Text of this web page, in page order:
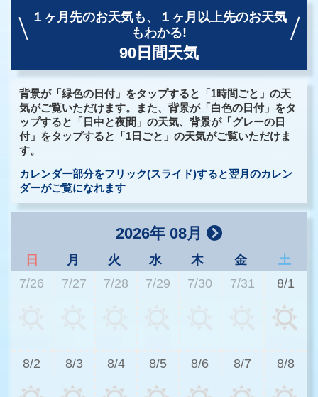
１ヶ月先のお天気も、
１ヶ月以上先のお天気
もわかる!
90日間天気
背景が「緑色の日付」をタップすると「1時間ごと」の天
気がご覧いただけます。また、背景が「白色の日付」をタ
ップすると「日中と夜間」の天気、背景が「グレーの日
付」をタップすると「1日ごと」の天気がご覧いただけま
す。
カレンダー部分をフリック(スライド)すると翌月のカレン
ダーがご覧になれます
2026年 08月
日 月 火 水 木 金
土
7/26
7/27 7/28 7/29 7/30 7/31 8/1
8/2 8/3 8/4 8/5 8/6 8/7 8/8